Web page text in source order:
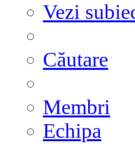
Vezi
Căutare
Membri
Echipa